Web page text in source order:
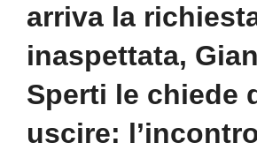
arriva la
inaspettata,
Sperti le chiede
uscire: